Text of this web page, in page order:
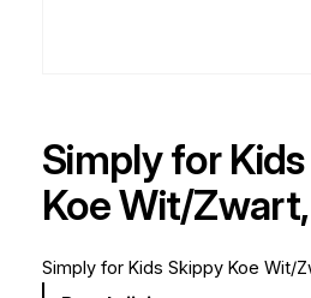
Simply for
Koe Wit/Zwart,
Simply for Kids Skippy Koe Wit/